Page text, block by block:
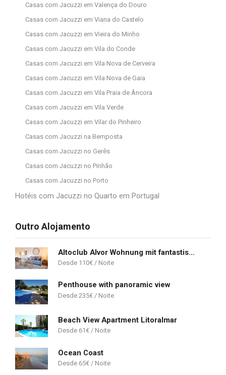
Casas com Jacuzzi em Valença do Douro
Casas com Jacuzzi em Viana do Castelo
Casas com Jacuzzi em Vieira do Minho
Casas com Jacuzzi em Vila do Conde
Casas com Jacuzzi em Vila Nova de Cerveira
Casas com Jacuzzi em Vila Nova de Gaia
Casas com Jacuzzi em Vila Praia de Âncora
Casas com Jacuzzi em Vila Verde
Casas com Jacuzzi em Vilar do Pinheiro
Casas com Jacuzzi na Bemposta
Casas com Jacuzzi no Gerês
Casas com Jacuzzi no Pinhão
Casas com Jacuzzi no Porto
Hotéis com Jacuzzi no Quarto em Portugal
Outro Alojamento
Altoclub Alvor Wohnung mit fantastischem Ausblick
110€
Penthouse with panoramic view
235€
Beach View Apartment Litoralmar
61€
Ocean Coast
65€